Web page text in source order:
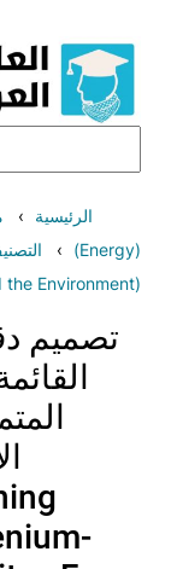
المحتوى
الرئيسية
(Energy)
(Renewable Energy, Sustainability and the Environment)
تصميم